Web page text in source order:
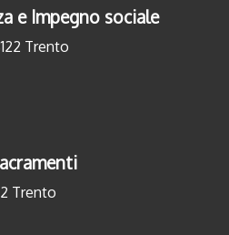
e Impegno sociale
Trento
Trento